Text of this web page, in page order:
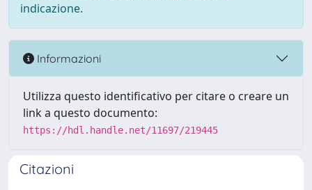
indicazione.
Informazioni
Utilizza questo identificativo per citare o creare un
link a questo documento:
https://hdl.handle.net/11697/219445
Citazioni